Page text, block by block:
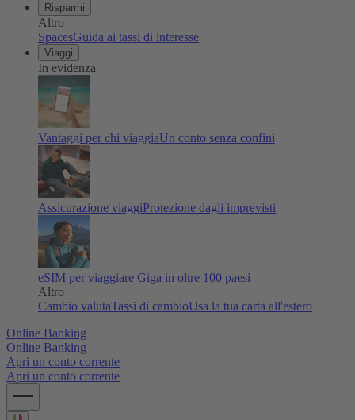
Risparmi
Altro
SpacesGuida ai tassi di interesse
Viaggi
In evidenza
Vantaggi per chi viaggiaUn conto senza confini
Assicurazione viaggiProtezione dagli imprevisti
eSIM per viaggiare Giga in oltre 100 paesi
Altro
Cambio valutaTassi di cambioUsa la tua carta all'estero
Online Banking
Online Banking
Apri un conto corrente
Apri un conto corrente